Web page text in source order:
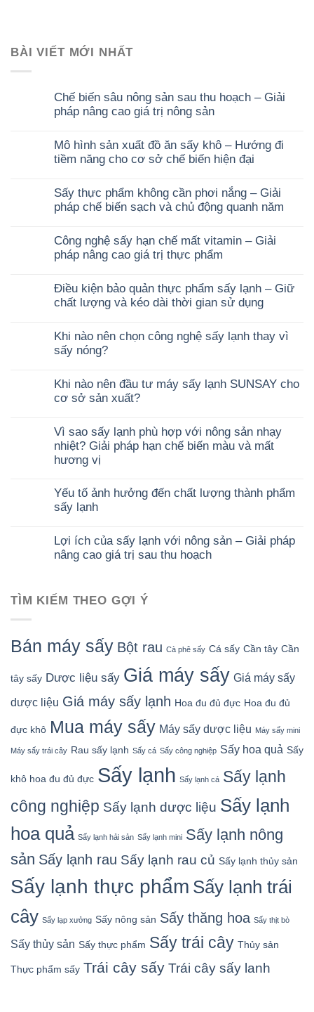
BÀI VIẾT MỚI NHẤT
Chế biến sâu nông sản sau thu hoạch – Giải
pháp nâng cao giá trị nông sản
Mô hình sản xuất đồ ăn sấy khô – Hướng đi
tiềm năng cho cơ sở chế biến hiện đại
Sấy thực phẩm không cần phơi nắng – Giải
pháp chế biến sạch và chủ động quanh năm
Công nghệ sấy hạn chế mất vitamin – Giải
pháp nâng cao giá trị thực phẩm
Điều kiện bảo quản thực phẩm sấy lạnh – Giữ
chất lượng và kéo dài thời gian sử dụng
Khi nào nên chọn công nghệ sấy lạnh thay vì
sấy nóng?
Khi nào nên đầu tư máy sấy lạnh SUNSAY cho
cơ sở sản xuất?
Vì sao sấy lạnh phù hợp với nông sản nhạy
nhiệt? Giải pháp hạn chế biến màu và mất
hương vị
Yếu tố ảnh hưởng đến chất lượng thành phẩm
sấy lạnh
Lợi ích của sấy lạnh với nông sản – Giải pháp
nâng cao giá trị sau thu hoạch
TÌM KIẾM THEO GỢI Ý
Bán máy sấy Bột rau Cà phê sấy Cá sấy Cần tây Cần
tây sấy Dược liệu sấy Giá máy sấy Giá máy sấy
dược liệu Giá máy sấy lạnh Hoa đu đủ đực Hoa đu đủ
đực khô Mua máy sấy Máy sấy dược liệu Máy sấy mini
Máy sấy trái cây Rau sấy lạnh Sấy cá Sấy công nghiệp Sấy hoa quả Sấy
khô hoa đu đủ đực Sấy lạnh Sấy lạnh cá Sấy lạnh
công nghiệp Sấy lạnh dược liệu Sấy lạnh
hoa quả Sấy lạnh hải sản Sấy lạnh mini Sấy lạnh nông
sản Sấy lạnh rau Sấy lạnh rau củ Sấy lạnh thủy sản
Sấy lạnh thực phẩm Sấy lạnh trái
cây Sấy lạp xưởng Sấy nông sản Sấy thăng hoa Sấy thịt bò
Sấy thủy sản Sấy thực phẩm Sấy trái cây Thủy sản
Thực phẩm sấy Trái cây sấy Trái cây sấy lanh